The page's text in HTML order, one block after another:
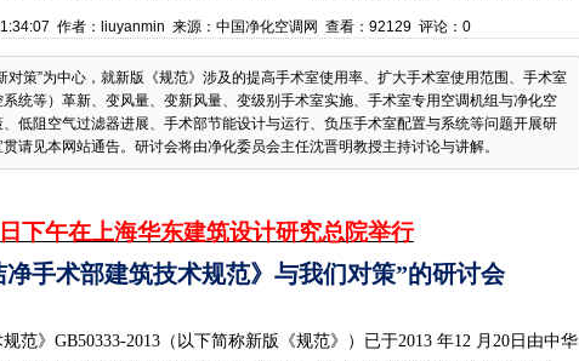
作者：liuyanmin 来源：中国净化空调网 查看：92129 评论：0
对策”为中心，就新版《规范》涉及的提高手术室使用率、扩大手术室使用范围、手术室
统等）革新、变风量、变新风量、变级别手术室实施、手术室专用空调机组与净化空
低阻空气过滤器进展、手术部节能设计与运行、负压手术室配置与系统等问题开展研
请见本网站通告。研讨会将由净化委员会主任沈晋明教授主持讨论与讲解。
日下午在上海华东建筑设计研究总院举行
净手术部建筑技术规范》与我们对策”的研讨会
范》 GB50333-2013（以下简称新版《规范》）已于2013 年12 月 20日由中华